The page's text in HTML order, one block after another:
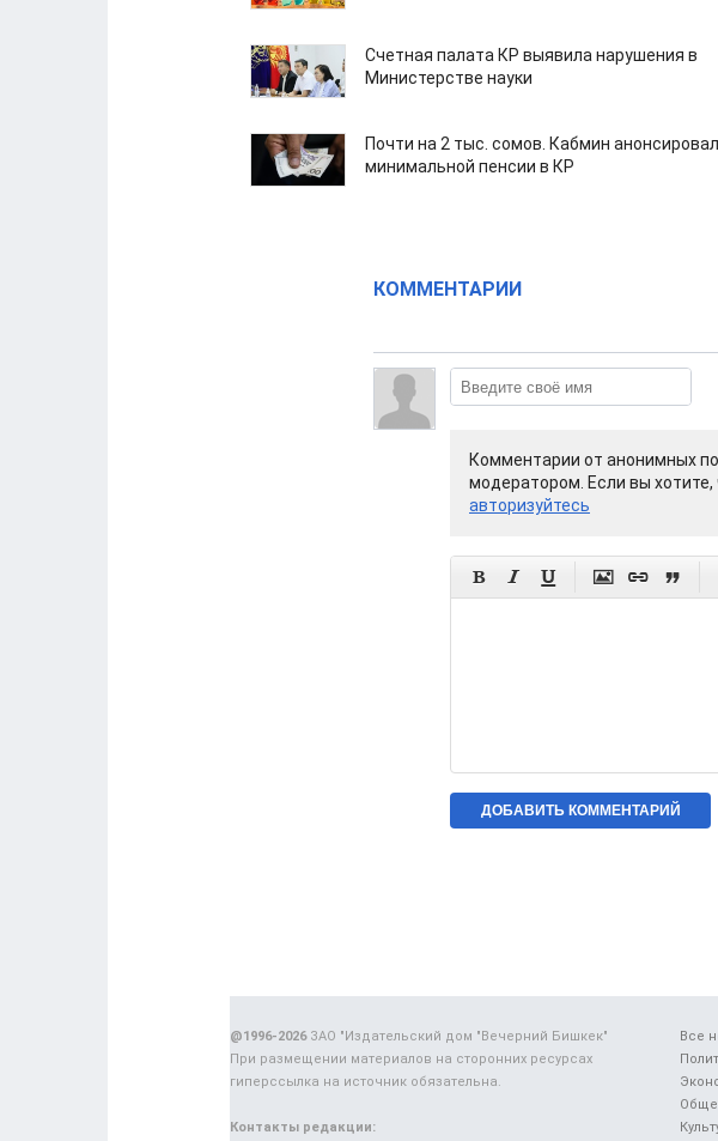
Счетная палата КР выявила нарушения в
Министерстве науки
Почти на 2 тыс. сомов. Кабмин
минимальной пенсии в КР
КОММЕНТАРИИ
Комментарии от анонимных
модератором. Если вы
авторизуйтесь
     
Все
@1996-2026ЗАО "Издательский дом "Вечерний Бишкек"
При размещении материалов на сторонних ресурсах
гиперссылка на источник обязательна.
Контакты редакции: